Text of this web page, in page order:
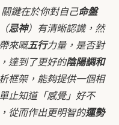
關鍵在於你對自己命盤
忌神）有清晰認識，然
來嘅五行力量，是否對
達到了更好的陰陽調和
框架，能夠提供一個相
止知道「感覺」好不
從而作出更明智的運勢